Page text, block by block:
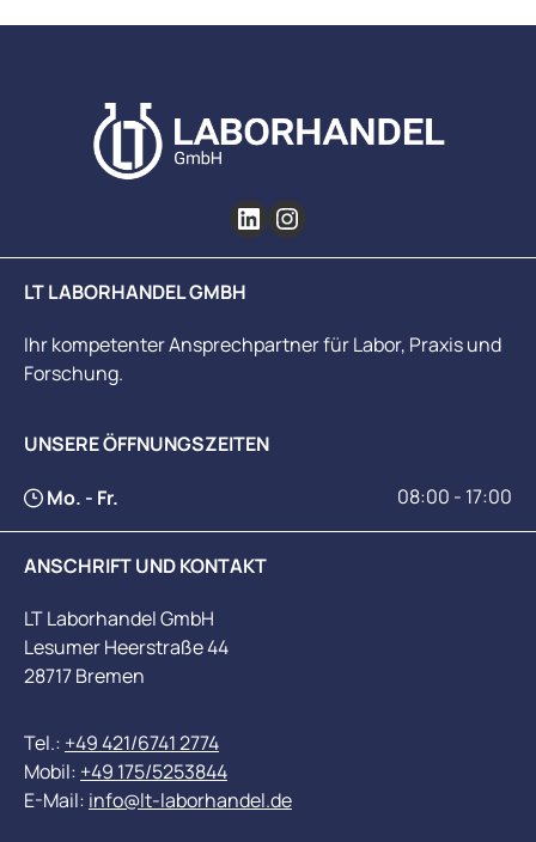
LT LABORHANDEL GMBH
Ihr kompetenter Ansprechpartner für Labor, Praxis und
Forschung.
UNSERE ÖFFNUNGSZEITEN
Mo. - Fr. 08:00 - 17:00
ANSCHRIFT UND KONTAKT
LT Laborhandel GmbH
Lesumer Heerstraße 44
28717 Bremen
Tel.: +49 421/6741 2774
Mobil: +49 175/5253844
E-Mail: info@lt-laborhandel.de